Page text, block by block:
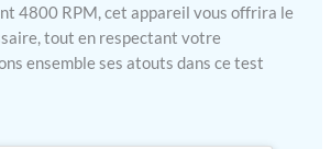
4800 RPM, cet appareil vous offrira le
tout en respectant votre
ensemble ses atouts dans ce test